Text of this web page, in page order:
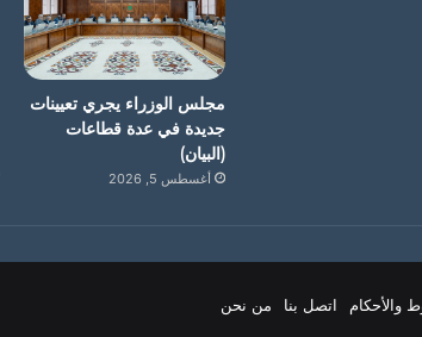
مجلس الوزراء يجري تعيينات
جديدة في عدة قطاعات
(البيان)
أغسطس 5, 2026
والأحكام اتصل بنا من نحن